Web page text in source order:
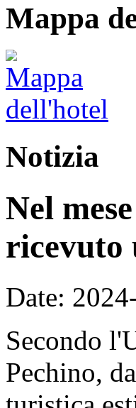
Mappa
Notizia
Nel
ricevuto
Date:
Secondo
Pechino,